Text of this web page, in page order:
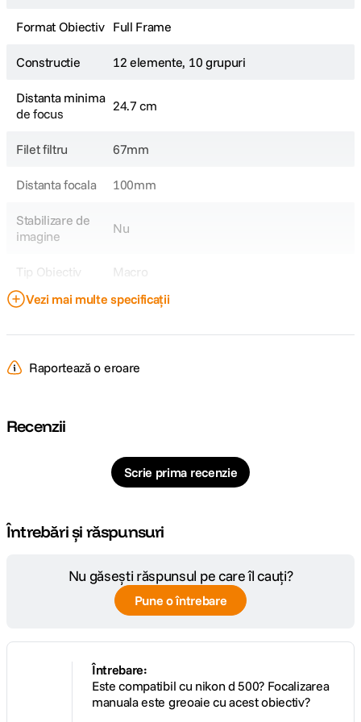
Format Obiectiv Full Frame
Constructie 12 elemente, 10 grupuri
Distanta minima
de focus
24.7 cm
Filet filtru 67mm
Distanta focala 100mm
Stabilizare de
imagine
Nu
Tip Obiectiv Macro
Obiectiv Fix /
Focala Fixa
7
Diafragma
f/2.8
Plaja diafragme f/2.8 - f/22
Manual Focus
DIMENSIUNE / GREUTATE:
72 mm
Vezi mai multe specificații
Raportează o eroare
Recenzii
Scrie prima recenzie
Întrebări și răspunsuri
Nu găsești răspunsul pe care îl cauți?
Pune o întrebare
Întrebare:
Este compatibil cu nikon d 500? Focalizarea
manuala este greoaie cu acest obiectiv?